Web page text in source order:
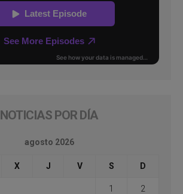
NOTICIAS POR DÍA
agosto 2026
X J V S D
1 2